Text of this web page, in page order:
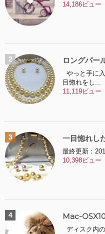
14,186ビュー
ロングパー
やっと手に
目惚れをし...
11,119ビュー
一目惚れし
最終更新：
10,398ビュー
Mac-
ディスク内